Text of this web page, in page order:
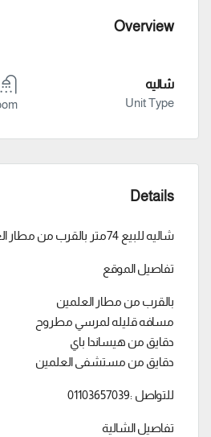
Overview
شاليه
Unit Type
Details
شاليه للبيع 74متر بالقرب من مطار العلمين بإطلالة مميزه وافضل سعر وطريقه سداد فى قلب الساحل
تفاصيل الموقع
بالقرب من مطار العلمين
مسافه قليله لمرسي مطروح
دقايق من هيساندا باي
دقايق من مستشفى العلمين
للتواصل :01103657039
تفاصيل الشالية